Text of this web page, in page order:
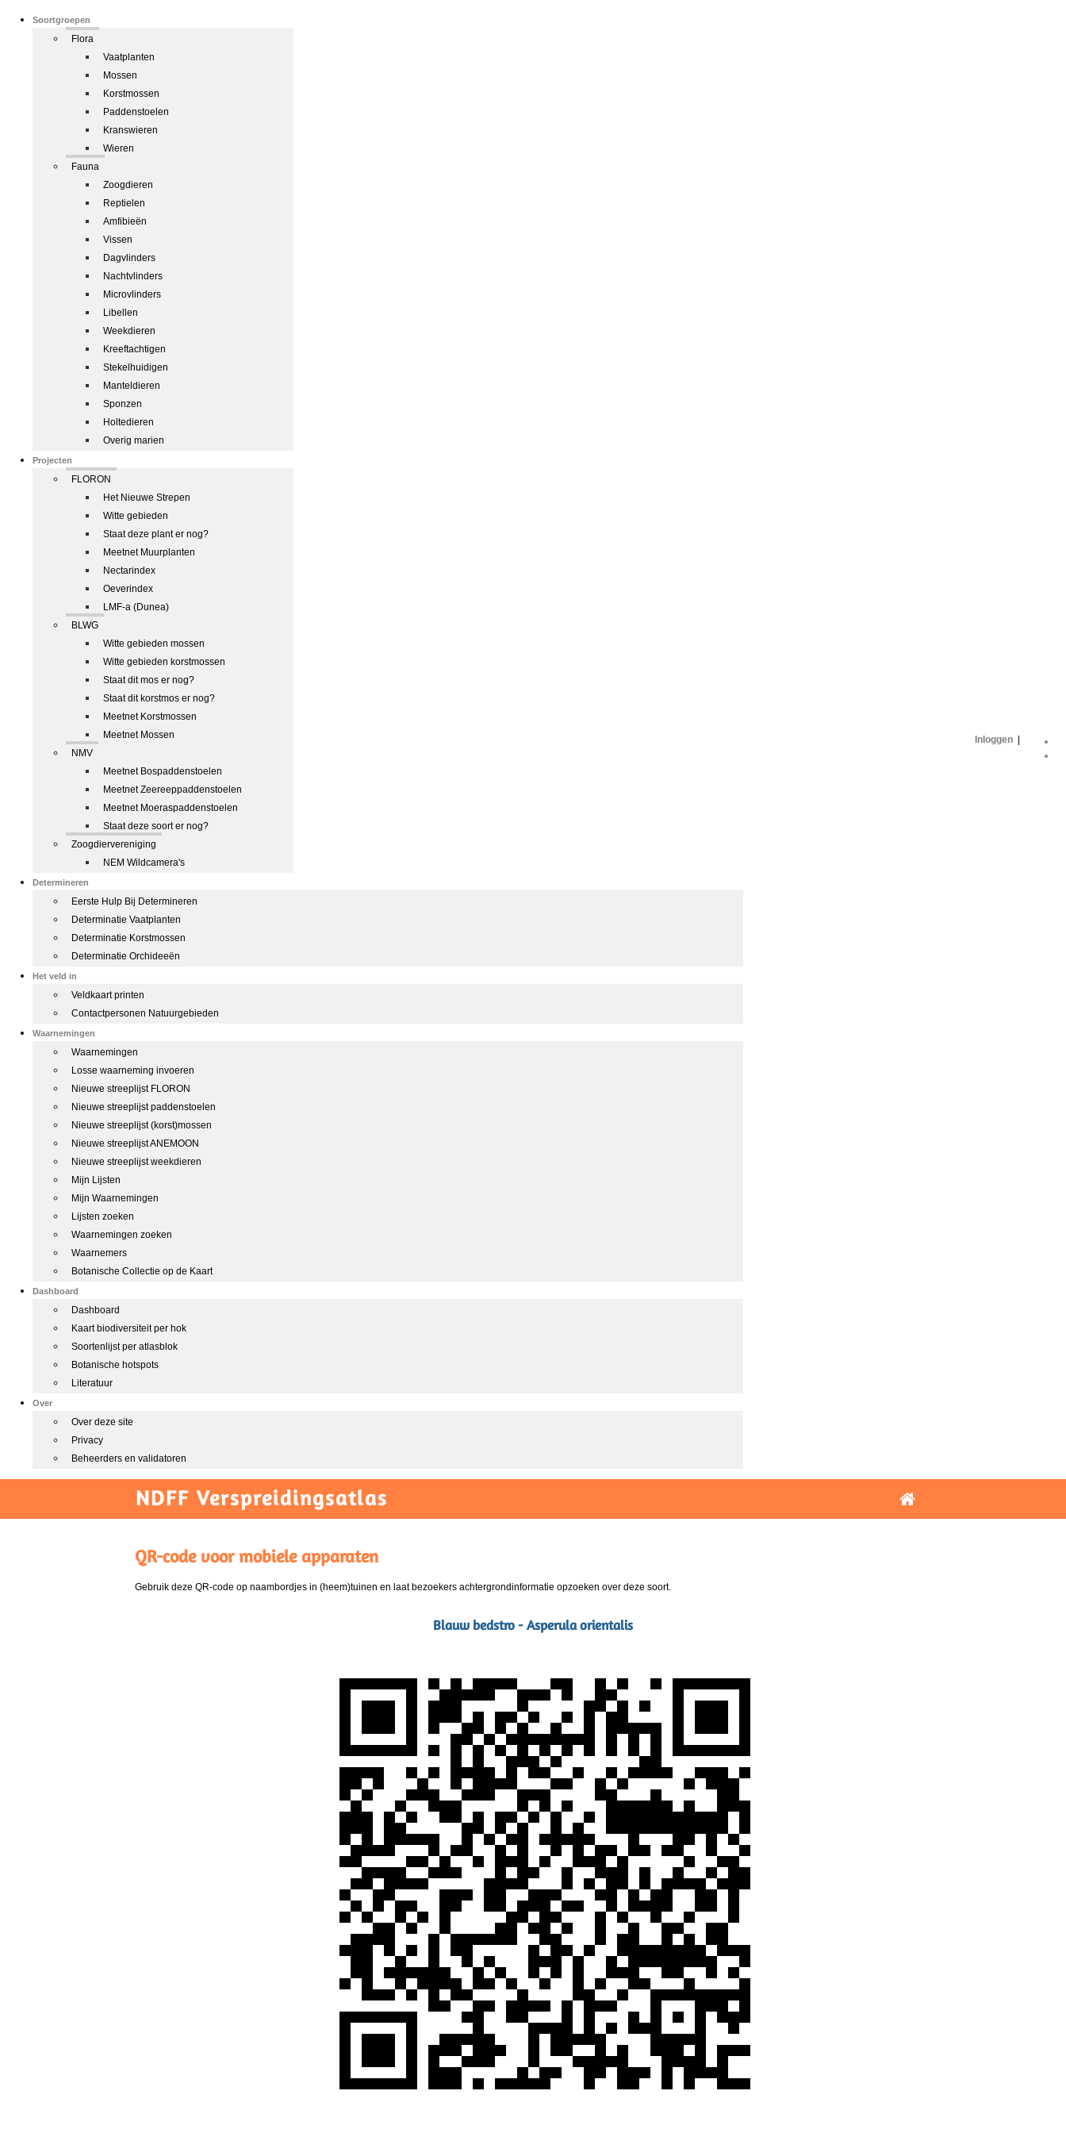
Soortgroepen
Flora
Vaatplanten
Mossen
Korstmossen
Paddenstoelen
Kranswieren
Wieren
Fauna
Zoogdieren
Reptielen
Amfibieën
Vissen
Dagvlinders
Nachtvlinders
Microvlinders
Libellen
Weekdieren
Kreeftachtigen
Stekelhuidigen
Manteldieren
Sponzen
Holtedieren
Overig marien
Projecten
FLORON
Het Nieuwe Strepen
Witte gebieden
Staat deze plant er nog?
Meetnet Muurplanten
Nectarindex
Oeverindex
LMF-a (Dunea)
BLWG
Witte gebieden mossen
Witte gebieden korstmossen
Staat dit mos er nog?
Staat dit korstmos er nog?
Meetnet Korstmossen
Meetnet Mossen
NMV
Meetnet Bospaddenstoelen
Meetnet Zeereeppaddenstoelen
Meetnet Moeraspaddenstoelen
Staat deze soort er nog?
Zoogdiervereniging
NEM Wildcamera's
Determineren
Eerste Hulp Bij Determineren
Determinatie Vaatplanten
Determinatie Korstmossen
Determinatie Orchideeën
Het veld in
Veldkaart printen
Contactpersonen Natuurgebieden
Waarnemingen
Waarnemingen
Losse waarneming invoeren
Nieuwe streeplijst FLORON
Nieuwe streeplijst paddenstoelen
Nieuwe streeplijst (korst)mossen
Nieuwe streeplijst ANEMOON
Nieuwe streeplijst weekdieren
Mijn Lijsten
Mijn Waarnemingen
Lijsten zoeken
Waarnemingen zoeken
Waarnemers
Botanische Collectie op de Kaart
Dashboard
Dashboard
Kaart biodiversiteit per hok
Soortenlijst per atlasblok
Botanische hotspots
Literatuur
Over
Over deze site
Privacy
Beheerders en validatoren
Inloggen
NDFF Verspreidingsatlas
QR-code voor mobiele apparaten
Gebruik deze QR-code op naambordjes in (heem)tuinen en laat bezoekers achtergrondinformatie opzoeken over deze soort.
Blauw bedstro - Asperula orientalis